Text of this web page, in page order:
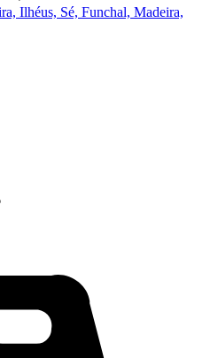
Ilhéus, Sé, Funchal, Madeira,